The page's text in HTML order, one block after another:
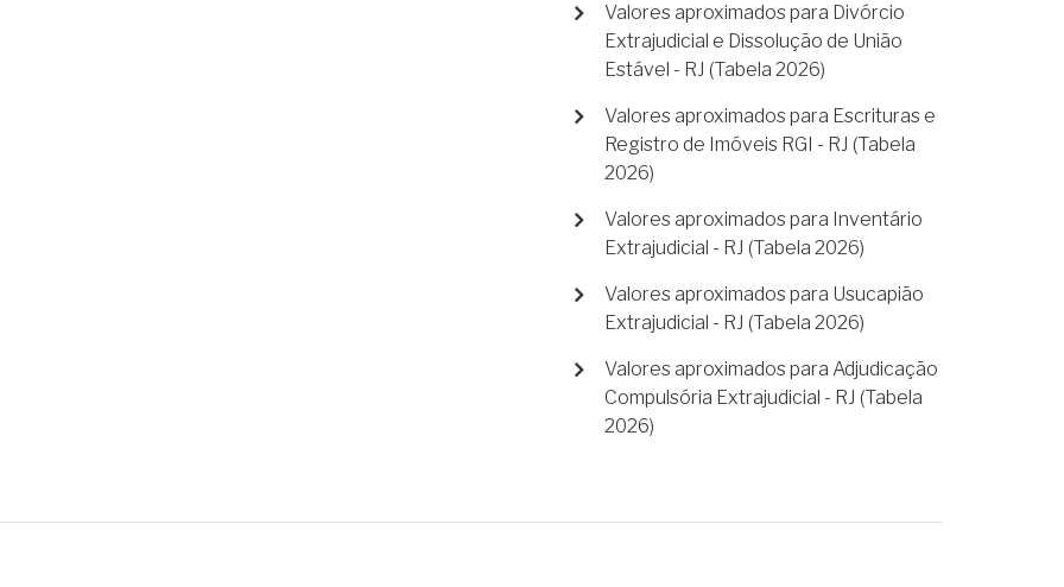
Valores aproximados para Divórcio
Extrajudicial e Dissolução de União
Estável - RJ (Tabela 2026)
Valores aproximados para Escrituras e
Registro de Imóveis RGI - RJ (Tabela
2026)
Valores aproximados para Inventário
Extrajudicial - RJ (Tabela 2026)
Valores aproximados para Usucapião
Extrajudicial - RJ (Tabela 2026)
Valores aproximados para Adjudicação
Compulsória Extrajudicial - RJ (Tabela
2026)